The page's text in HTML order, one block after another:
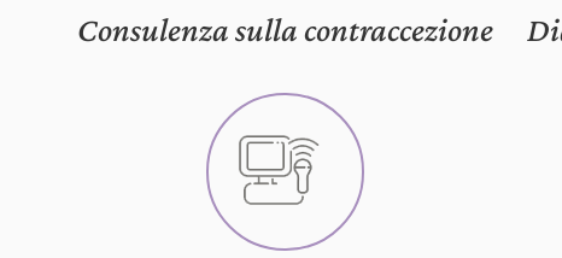
Consulenza sulla contraccezione